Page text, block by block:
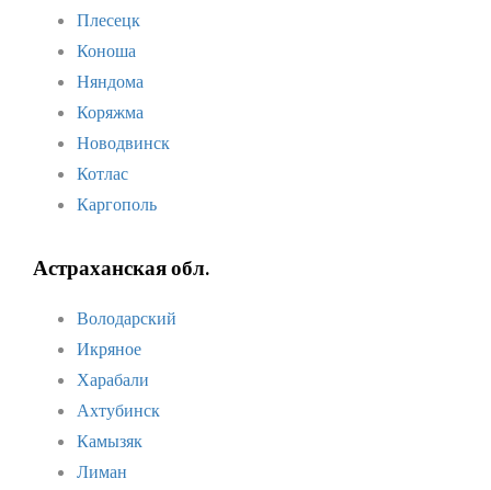
Плесецк
Коноша
Няндома
Коряжма
Новодвинск
Котлас
Каргополь
Астраханская обл.
Володарский
Икряное
Харабали
Ахтубинск
Камызяк
Лиман